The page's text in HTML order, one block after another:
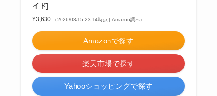
イド]
¥3,630 （2026/03/15 23:14時点 | Amazon調べ）
Amazonで探す
楽天市場で探す
Yahooショッピングで探す